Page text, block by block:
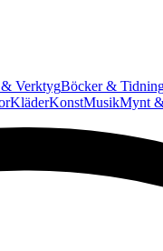
VerktygBöcker &
KläderKonstMusikMynt